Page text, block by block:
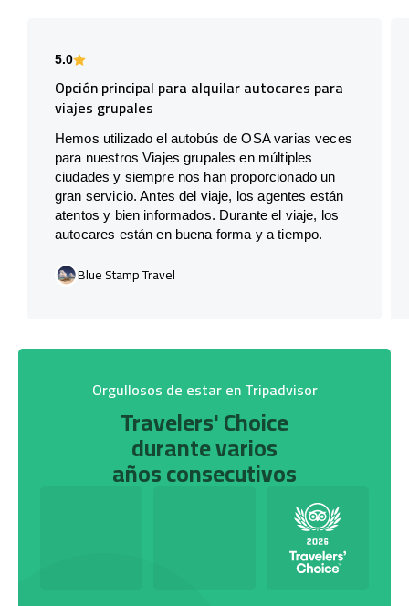
5.0
Opción principal para alquilar autocares para
viajes grupales
Hemos utilizado el autobús de OSA varias veces
para nuestros Viajes grupales en múltiples
ciudades y siempre nos han proporcionado un
gran servicio. Antes del viaje, los agentes están
atentos y bien informados. Durante el viaje, los
autocares están en buena forma y a tiempo.
Blue Stamp Travel
Orgullosos de estar en Tripadvisor
Travelers' Choice
durante varios
años consecutivos